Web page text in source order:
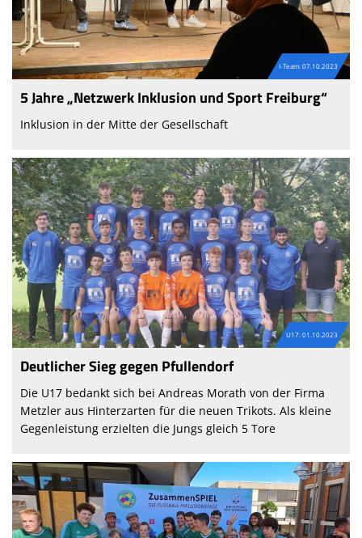
I-Team: 07.10.2023
5 Jahre „Netzwerk Inklusion und Sport Freiburg“
Inklusion in der Mitte der Gesellschaft
U17: 01.10.2023
Deutlicher Sieg gegen Pfullendorf
Die U17 bedankt sich bei Andreas Morath von der Firma
Metzler aus Hinterzarten für die neuen Trikots. Als kleine
Gegenleistung erzielten die Jungs gleich 5 Tore